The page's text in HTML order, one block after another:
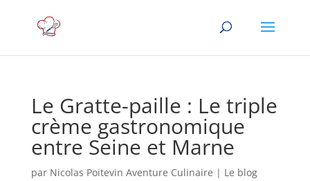
Le Gratte-paille : Le triple
crème gastronomique
entre Seine et Marne
par Nicolas Poitevin Aventure Culinaire | Le blog